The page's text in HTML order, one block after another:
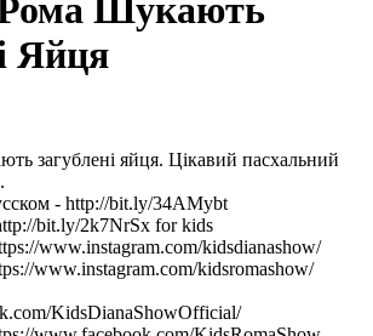
Рома Шукають
Яйця
загублені яйця. Цікавий пасхальний
- http://bit.ly/34AMybt
bit.ly/2k7NrSx for kids
www.instagram.com/kidsdianashow/
www.instagram.com/kidsromashow/
KidsDianaShowOfficial/